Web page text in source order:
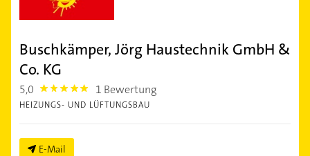
Buschkämper, Jörg Haustechnik GmbH &
Co. KG
5,0 5.0 1 Bewertung
HEIZUNGS- UND LÜFTUNGSBAU
E-Mail